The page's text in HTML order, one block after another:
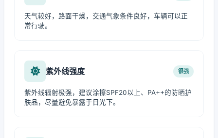
天气较好，路面干燥，交通气象条件良好，车辆可以正
常行驶。
紫外线强度 很强
紫外线辐射极强，建议涂擦SPF20以上、PA++的防晒护
肤品，尽量避免暴露于日光下。